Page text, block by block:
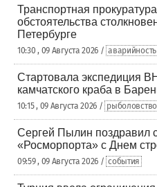
Транспортная
обстоятельства
Петербурге
10:30 , 09 Августа 2026 /
Стартовала экспедиция
камчатского краба в
10:15 , 09 Августа 2026 / рыболовство
Сергей Пылин поздравил
«Росморпорта» с Днем
09:59 , 09 Августа 2026 / события